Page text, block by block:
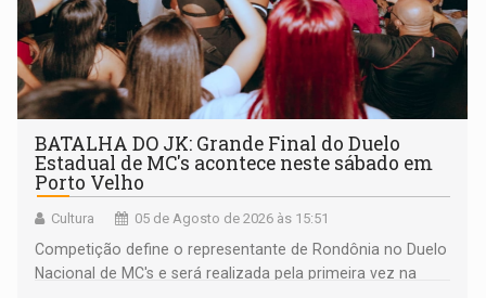
BATALHA DO JK: Grande Final do Duelo
Estadual de MC's acontece neste sábado em
Porto Velho
Cultura 05 de Agosto de 2026 às 15:51
Competição define o representante de Rondônia no Duelo
Nacional de MC's e será realizada pela primeira vez na